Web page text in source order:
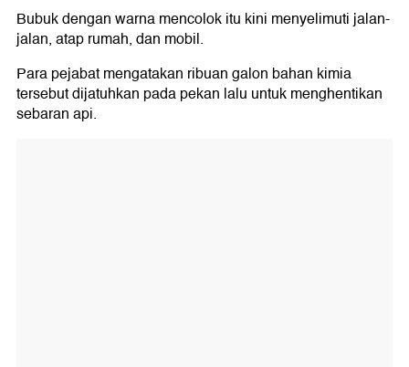
Bubuk dengan warna mencolok itu kini menyelimuti jalan-
jalan, atap rumah, dan mobil.
Para pejabat mengatakan ribuan galon bahan kimia
tersebut dijatuhkan pada pekan lalu untuk menghentikan
sebaran api.